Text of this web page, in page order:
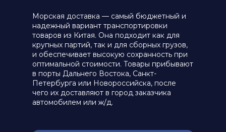
Морская доставка — самый бюджетный и
надежный вариант транспортировки
товаров из Китая. Она подходит как для
крупных партий, так и для сборных грузов,
и обеспечивает высокую сохранность при
оптимальной стоимости. Товары прибывают
в порты Дальнего Востока, Санкт-
Петербурга или Новороссийска, после
чего их доставляют в город заказчика
автомобилем или ж/д.